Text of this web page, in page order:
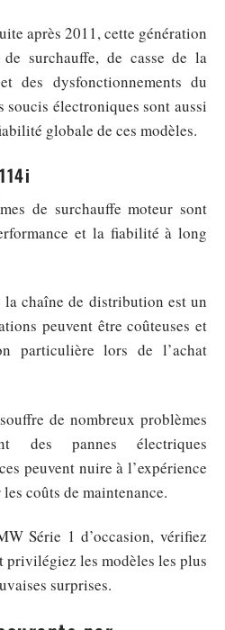
après 2011, cette génération
surchauffe, de casse de la
des dysfonctionnements du
soucis électroniques sont aussi
globale de ces modèles.
de surchauffe moteur sont
et la fiabilité à long
la chaîne de distribution est un
peuvent être coûteuses et
particulière lors de l’achat
de nombreux problèmes
des pannes électriques
peuvent nuire à l’expérience
coûts de maintenance.
Série 1 d’occasion, vérifiez
privilégiez les modèles les plus
surprises.